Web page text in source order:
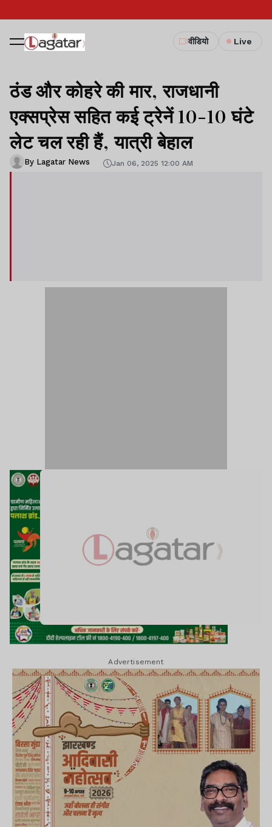
वीडियो Live
ठंड और कोहरे की मार, राजधानी
एक्सप्रेस सहित कई ट्रेनें 10-10 घंटे
लेट चल रही हैं, यात्री बेहाल
By Lagatar News Jan 06, 2025 12:00 AM
Advertisement